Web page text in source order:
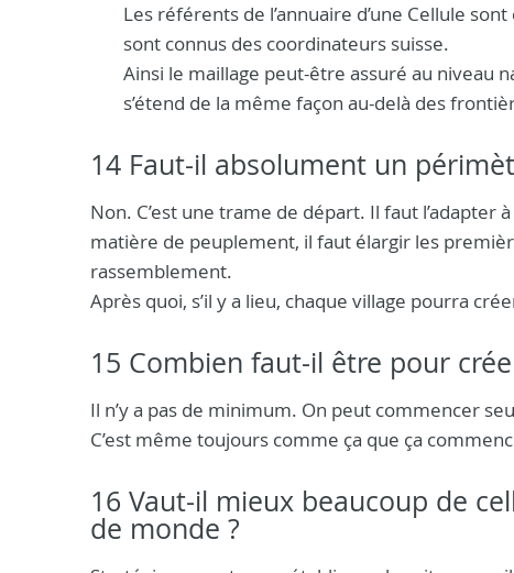
Les référents de l’annuaire d’une Cellule
sont connus des coordinateurs suisse.
Ainsi le maillage peut-être assuré au niveau
s’étend de la même façon au-delà des
14 Faut-il absolument un
Non. C’est une trame de départ. Il faut
matière de peuplement, il faut élargir les
rassemblement.
Après quoi, s’il y a lieu, chaque village pourra
15 Combien faut-il être pour
Il n’y a pas de minimum. On peut commencer
C’est même toujours comme ça que ça
16 Vaut-il mieux beaucoup de
de monde ?